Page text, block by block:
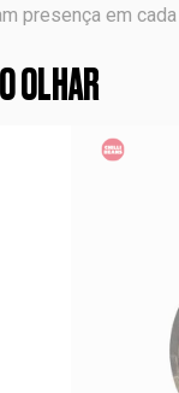
presença em cada
OLHAR